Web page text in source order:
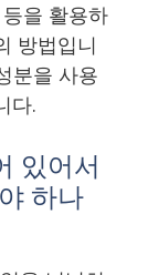
을 활용하
방법입니
분을 사용
다.
있어서
하나